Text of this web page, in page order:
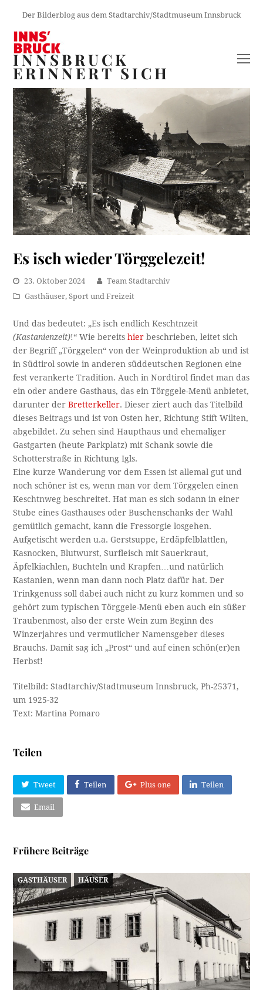
Der Bilderblog aus dem Stadtarchiv/Stadtmuseum Innsbruck
INNSBRUCK
ERINNERT SICH
Es isch wieder Törggelezeit!
23. Oktober 2024
Team Stadtarchiv
Gasthäuser,Sport und Freizeit
Und das bedeutet: „Es isch endlich Keschtnzeit
(Kastanienzeit)!“ Wie bereitshier beschrieben, leitet sich
der Begriff „Törggelen“ von der Weinproduktion ab und ist
in Südtirol sowie in anderen süddeutschen Regionen eine
fest verankerte Tradition. Auch in Nordtirol findet man das
ein oder andere Gasthaus, das ein Törggele-Menü anbietet,
darunter derBretterkeller. Dieser ziert auch das Titelbild
dieses Beitrags und ist von Osten her, Richtung Stift Wilten,
abgebildet. Zu sehen sind Haupthaus und ehemaliger
Gastgarten (heute Parkplatz) mit Schank sowie die
Schotterstraße in Richtung Igls.
Eine kurze Wanderung vor dem Essen ist allemal gut und
noch schöner ist es, wenn man vor dem Törggelen einen
Keschtnweg beschreitet. Hat man es sich sodann in einer
Stube eines Gasthauses oder Buschenschanks der Wahl
gemütlich gemacht, kann die Fressorgie losgehen.
Aufgetischt werden u.a. Gerstsuppe, Erdäpfelblattlen,
Kasnocken, Blutwurst, Surfleisch mit Sauerkraut,
Äpfelkiachlen, Buchteln und Krapfen…und natürlich
Kastanien, wenn man dann noch Platz dafür hat. Der
Trinkgenuss soll dabei auch nicht zu kurz kommen und so
gehört zum typischen Törggele-Menü eben auch ein süßer
Traubenmost, also der erste Wein zum Beginn des
Winzerjahres und vermutlicher Namensgeber dieses
Brauchs. Damit sag ich „Prost“ und auf einen schön(er)en
Herbst!
Titelbild: Stadtarchiv/Stadtmuseum Innsbruck, Ph-25371,
um 1925-32
Text: Martina Pomaro
Teilen
Tweet Teilen Plus one Teilen
Email
Frühere Beiträge
GASTHÄUSER HÄUSER